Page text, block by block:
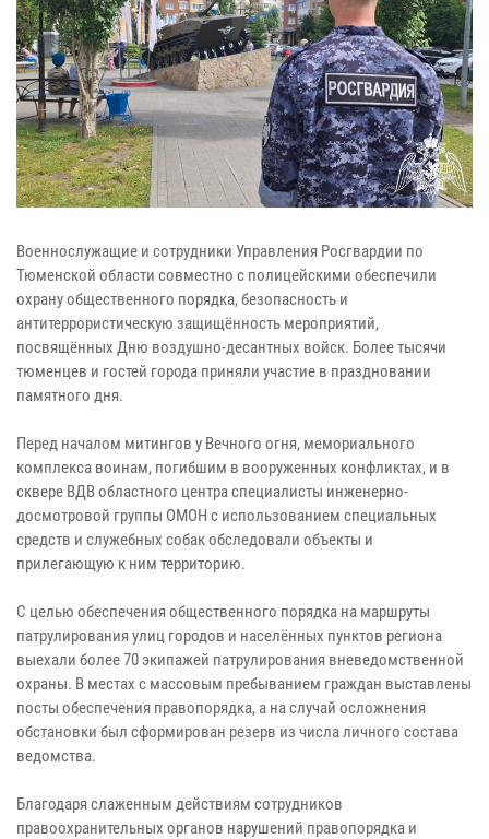
Военнослужащие и сотрудники Управления Росгвардии по
Тюменской области совместно с полицейскими обеспечили
охрану общественного порядка, безопасность и
антитеррористическую защищённость мероприятий,
посвящённых Дню воздушно-десантных войск. Более тысячи
тюменцев и гостей города приняли участие в праздновании
памятного дня.
Перед началом митингов у Вечного огня, мемориального
комплекса воинам, погибшим в вооруженных конфликтах, и в
сквере ВДВ областного центра специалисты инженерно-
досмотровой группы ОМОН с использованием специальных
средств и служебных собак обследовали объекты и
прилегающую к ним территорию.
С целью обеспечения общественного порядка на маршруты
патрулирования улиц городов и населённых пунктов региона
выехали более 70 экипажей патрулирования вневедомственной
охраны. В местах с массовым пребыванием граждан выставлены
посты обеспечения правопорядка, а на случай осложнения
обстановки был сформирован резерв из числа личного состава
ведомства.
Благодаря слаженным действиям сотрудников
правоохранительных органов нарушений правопорядка и